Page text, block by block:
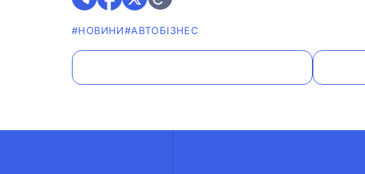
#НОВИНИ#АВТОБІЗНЕС